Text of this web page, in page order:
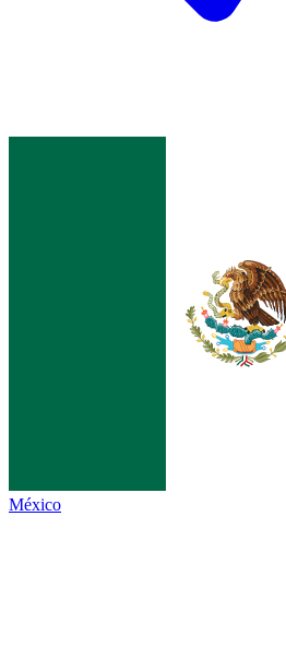
México